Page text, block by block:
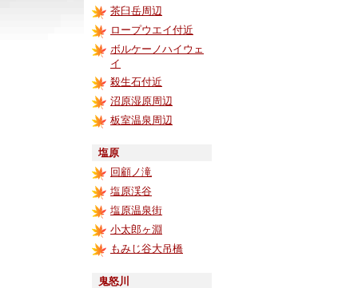
茶臼岳周辺
ロープウエイ付近
ボルケーノハイウェ
イ
殺生石付近
沼原湿原周辺
板室温泉周辺
塩原
回顧ノ滝
塩原渓谷
塩原温泉街
小太郎ヶ淵
もみじ谷大吊橋
鬼怒川